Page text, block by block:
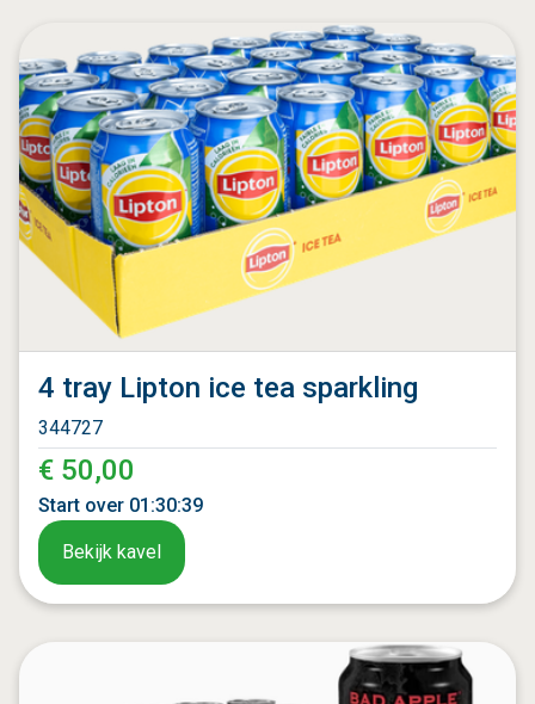
4 tray Lipton ice tea sparkling
344727
€ 50,00
Start over 01 :30:37
Bekijk kavel